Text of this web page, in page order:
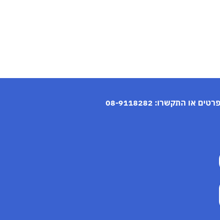
או התקשרו: 08-9118282